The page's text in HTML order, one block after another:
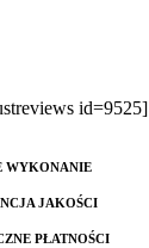
id=9525]
WYKONANIE
JAKOŚCI
PŁATNOŚCI